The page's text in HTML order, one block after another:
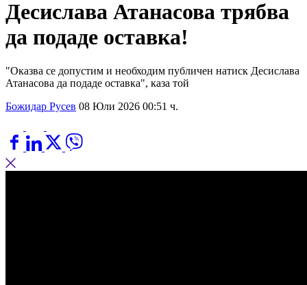
Десислава Атанасова трябва
да подаде оставка!
"Оказва се допустим и необходим публичен натиск Десислава
Атанасова да подаде оставка", каза той
Божидар Русев 08 Юли 2026 00:51 ч.